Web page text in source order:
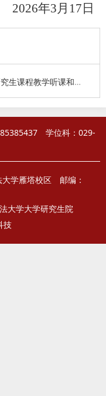
2026年3月17日
听课和教学观摩活动的通知
学位科：029-
大学雁塔校区 邮编：
大学大学研究生院
技